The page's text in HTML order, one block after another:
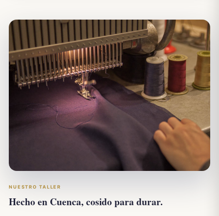
NUESTRO TALLER
Hecho en Cuenca, cosido para durar.